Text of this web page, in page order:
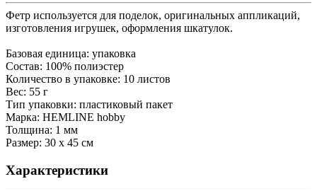
Фетр используется для поделок, оригинальных аппликаций,
изготовления игрушек, оформления шкатулок.
Базовая единица: упаковка
Состав: 100% полиэстер
Количество в упаковке: 10 листов
Вес: 55 г
Тип упаковки: пластиковый пакет
Марка: HEMLINE hobby
Толщина: 1 мм
Размер: 30 х 45 см
Характеристики